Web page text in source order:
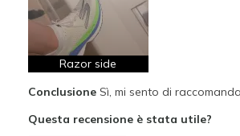
Race Ready
Responsive
Migliori Utilizzi:
Races
Razor side
ConclusioneSì, mi sento di
Questa recensione è stata utile?